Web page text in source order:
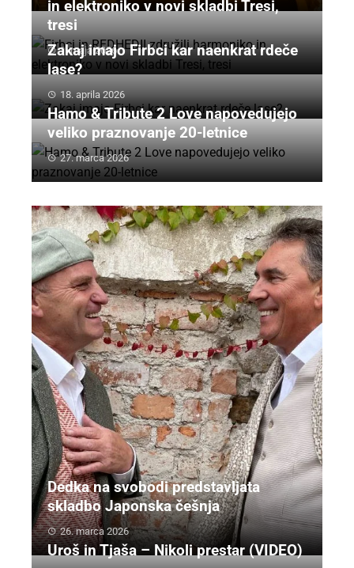
in elektroniko v novi skladbi Tresi,
tresi
1. maja 2026
Zakaj imajo Firbci kar naenkrat rdeče
lase?
18. aprila 2026
Hamo & Tribute 2 Love napovedujejo
veliko praznovanje 20-letnice
27. marca 2026
Dedka na svobodi predstavljata
skladbo Japonska češnja
26. marca 2026
Uroš in Tjaša – Nikoli prestar (VIDEO)